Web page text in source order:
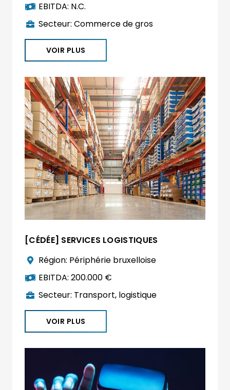
EBITDA: N.C.
Secteur:Commerce de gros
VOIR PLUS
[CÉDÉE] SERVICES LOGISTIQUES
Région: Périphérie bruxelloise
EBITDA:200.000 €
Secteur: Transport, logistique
VOIR PLUS